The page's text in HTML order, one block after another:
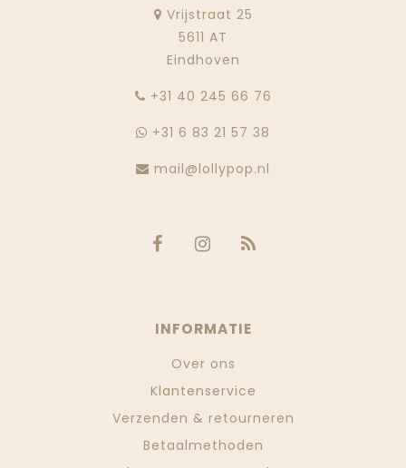
Vrijstraat 25
5611 AT
Eindhoven
‭+31 40 245 66 76
+31 6 83 21 57 38
mail@lollypop.nl
INFORMATIE
Over ons
Klantenservice
Verzenden & retourneren
Betaalmethoden